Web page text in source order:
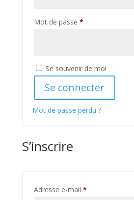
Mot de passe *Obligatoire
Se souvenir de moi
Se connecter
Mot de passe perdu ?
S’inscrire
Adresse e-mail *Obligatoire